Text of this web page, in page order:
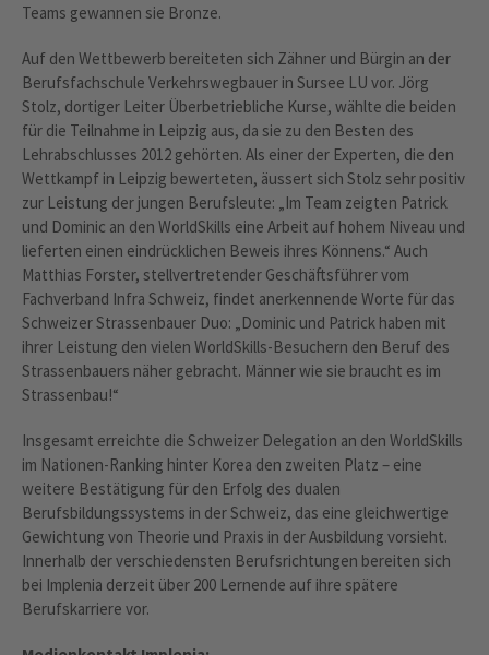
Teams gewannen sie Bronze.
Auf den Wettbewerb bereiteten sich Zähner und Bürgin an der
Berufsfachschule Verkehrswegbauer in Sursee LU vor. Jörg
Stolz, dortiger Leiter Überbetriebliche Kurse, wählte die beiden
für die Teilnahme in Leipzig aus, da sie zu den Besten des
Lehrabschlusses 2012 gehörten. Als einer der Experten, die den
Wettkampf in Leipzig bewerteten, äussert sich Stolz sehr positiv
zur Leistung der jungen Berufsleute: „Im Team zeigten Patrick
und Dominic an den WorldSkills eine Arbeit auf hohem Niveau und
lieferten einen eindrücklichen Beweis ihres Könnens.“ Auch
Matthias Forster, stellvertretender Geschäftsführer vom
Fachverband Infra Schweiz, findet anerkennende Worte für das
Schweizer Strassenbauer Duo: „Dominic und Patrick haben mit
ihrer Leistung den vielen WorldSkills-Besuchern den Beruf des
Strassenbauers näher gebracht. Männer wie sie braucht es im
Strassenbau!“
Insgesamt erreichte die Schweizer Delegation an den WorldSkills
im Nationen-Ranking hinter Korea den zweiten Platz – eine
weitere Bestätigung für den Erfolg des dualen
Berufsbildungssystems in der Schweiz, das eine gleichwertige
Gewichtung von Theorie und Praxis in der Ausbildung vorsieht.
Innerhalb der verschiedensten Berufsrichtungen bereiten sich
bei Implenia derzeit über 200 Lernende auf ihre spätere
Berufskarriere vor.